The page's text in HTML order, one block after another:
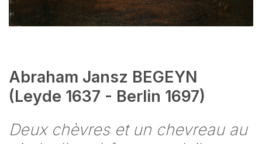
Abraham Jansz BEGEYN
(Leyde 1637 - Berlin 1697)
Deux chèvres et un chevreau au